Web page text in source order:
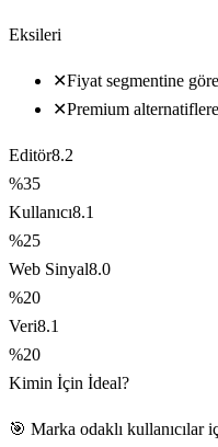
Eksileri
✕Fiyat segmentine
✕Premium
Editör8.2
%35
Kullanıcı8.1
%25
Web Sinyal8.0
%20
Veri8.1
%20
Kimin İçin İdeal?
🎯 Marka odaklı kullanıcılar